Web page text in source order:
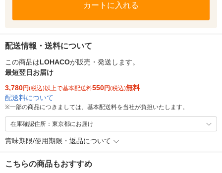
カートに入れる
配送情報・送料について
この商品はLOHACOが販売・発送します。
最短翌日お届け
3,780円(税込)以上で基本配送料550円(税込)無料
配送料について
※一部の商品につきましては、基本配送料を当社が負担いたします。
在庫確認住所：東京都にお届け
賞味期限/使用期限・返品について
こちらの商品もおすすめ